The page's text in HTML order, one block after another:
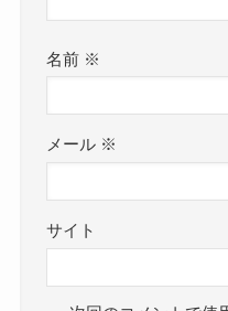
名前 ※
メール ※
サイト